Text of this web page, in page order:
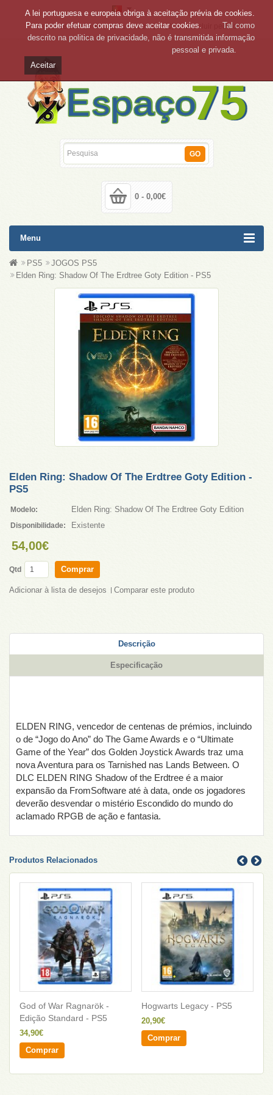
Conta de cliente Lista de desejos (0) Concluir pedido
GO
0 - 0,00€
Menu
PS5
JOGOS PS5
Elden Ring: Shadow Of The Erdtree Goty Edition - PS5
Elden Ring: Shadow Of The Erdtree Goty Edition -
PS5
Modelo: Elden Ring: Shadow Of The Erdtree Goty Edition
Disponibilidade: Existente
54,00€
Qtd Comprar
Adicionar à lista de desejos Comparar este produto
Descrição
Especificação
ELDEN RING, vencedor de centenas de prémios, incluindo
o de “Jogo do Ano” do The Game Awards e o “Ultimate
Game of the Year” dos Golden Joystick Awards traz uma
nova Aventura para os Tarnished nas Lands Between. O
DLC ELDEN RING Shadow of the Erdtree é a maior
expansão da FromSoftware até à data, onde os jogadores
deverão desvendar o mistério Escondido do mundo do
aclamado RPGB de ação e fantasia.
Produtos Relacionados
God of War Ragnarök -
Edição Standard - PS5
34,90€
Comprar
Hogwarts Legacy - PS5
20,90€
Comprar
A lei portuguesa e europeia obriga à aceitação prévia de cookies.
Para poder efetuar compras deve aceitar cookies.
Tal como
descrito na politica de privacidade, não é transmitida informação
pessoal e privada.
Aceitar